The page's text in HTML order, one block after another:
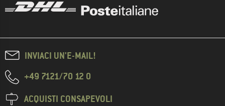
INVIACI UN'E-MAIL!
+49 7121/70 12 0
ACQUISTI CONSAPEVOLI